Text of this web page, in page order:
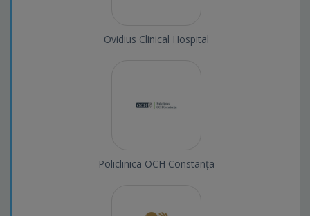
Ovidius Clinical Hospital
Policlinica OCH Constanța